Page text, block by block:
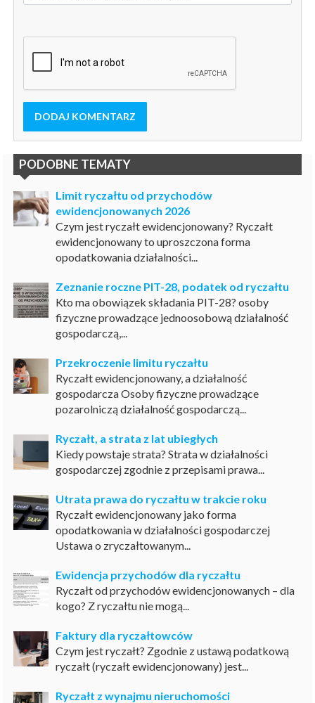
DODAJ KOMENTARZ
PODOBNE TEMATY
Limit ryczałtu od przychodów
ewidencjonowanych 2026
Czym jest ryczałt ewidencjonowany? Ryczałt
ewidencjonowany to uproszczona forma
opodatkowania działalności...
Zeznanie roczne PIT-28, podatek od ryczałtu
Kto ma obowiązek składania PIT-28? osoby
fizyczne prowadzące jednoosobową działalność
gospodarczą,...
Przekroczenie limitu ryczałtu
Ryczałt ewidencjonowany, a działalność
gospodarcza Osoby fizyczne prowadzące
pozarolniczą działalność gospodarczą...
Ryczałt, a strata z lat ubiegłych
Kiedy powstaje strata? Strata w działalności
gospodarczej zgodnie z przepisami prawa...
Utrata prawa do ryczałtu w trakcie roku
Ryczałt ewidencjonowany jako forma
opodatkowania w działalności gospodarczej
Ustawa o zryczałtowanym...
Ewidencja przychodów dla ryczałtu
Ryczałt od przychodów ewidencjonowanych – dla
kogo? Z ryczałtu nie mogą...
Faktury dla ryczałtowców
Czym jest ryczałt? Zgodnie z ustawą podatkową
ryczałt (ryczałt ewidencjonowany) jest...
Ryczałt z wynajmu nieruchomości